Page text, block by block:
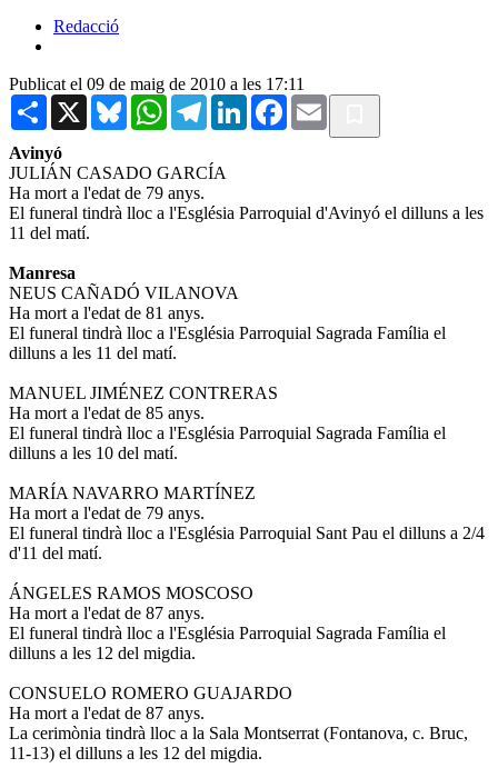
Redacció
Publicat el 09 de maig de 2010 a les 17:11
Share X BlueskyWhatsAppTelegramLinkedInFacebook
Email
Avinyó
JULIÁN CASADO GARCÍA
Ha mort a l'edat de 79 anys.
El funeral tindrà lloc a l'Església Parroquial d'Avinyó el dilluns a les
11 del matí.
Manresa
NEUS CAÑADÓ VILANOVA
Ha mort a l'edat de 81 anys.
El funeral tindrà lloc a l'Església Parroquial Sagrada Família el
dilluns a les 11 del matí.
MANUEL JIMÉNEZ CONTRERAS
Ha mort a l'edat de 85 anys.
El funeral tindrà lloc a l'Església Parroquial Sagrada Família el
dilluns a les 10 del matí.
MARÍA NAVARRO MARTÍNEZ
Ha mort a l'edat de 79 anys.
El funeral tindrà lloc a l'Església Parroquial Sant Pau el dilluns a 2/4
d'11 del matí.
ÁNGELES RAMOS MOSCOSO
Ha mort a l'edat de 87 anys.
El funeral tindrà lloc a l'Església Parroquial Sagrada Família el
dilluns a les 12 del migdia.
CONSUELO ROMERO GUAJARDO
Ha mort a l'edat de 87 anys.
La cerimònia tindrà lloc a la Sala Montserrat (Fontanova, c. Bruc,
11-13) el dilluns a les 12 del migdia.